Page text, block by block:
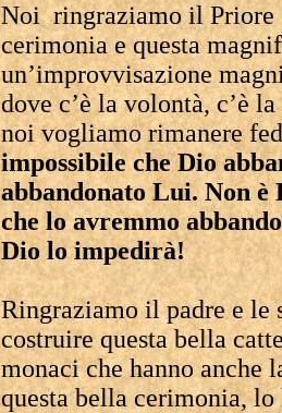
Noi ringraziamo il Priore
cerimonia e questa
un’improvvisazione
dove c’è la volontà, c’è
noi vogliamo rimanere
impossibile che Dio
abbandonato Lui. Non è
che lo avremmo
Dio lo impedirà!
Ringraziamo il padre e le
costruire questa bella
monaci che hanno anche
questa bella cerimonia,